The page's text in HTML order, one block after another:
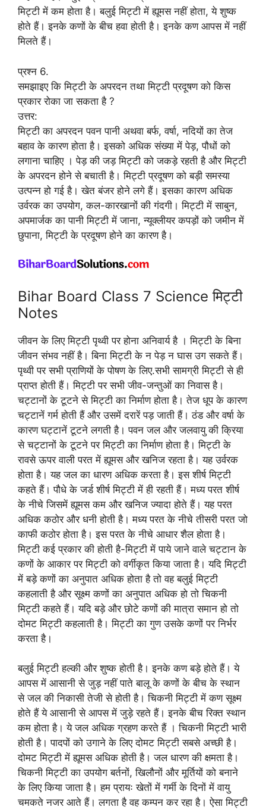
मिट्टी में कम होता है। बलुई मिट्टी में ह्यूमस नहीं होता, ये शुष्क
होते हैं। इनके कणों के बीच हवा होती है। इनके कण आपस में नहीं
मिलते हैं।
प्रश्न 6.
समझाइए कि मिट्टी के अपरदन तथा मिट्टी प्रदूषण को किस
प्रकार रोका जा सकता है ?
उत्तर:
मिट्टी का अपरदन पवन पानी अथवा बर्फ, वर्षा, नदियों का तेज
बहाव के कारण होता है। इसको अधिक संख्या में पेड़, पौधों को
लगाना चाहिए । पेड़ की जड़ मिट्टी को जकड़े रहती है और मिट्टी
के अपरदन होने से बचाती है। मिट्टी प्रदूषण को बड़ी समस्या
उत्पन्न हो गई है। खेत बंजर होने लगे हैं। इसका कारण अधिक
उर्वरक का उपयोग, कल-कारखानों की गंदगी। मिट्टी में साबुन,
अपमार्जक का पानी मिट्टी में जाना, न्यूक्लीयर कपड़ों को जमीन में
छुपाना, मिट्टी के प्रदूषण होने का कारण है।
Bihar Board Class 7 Science मिट्टी
Notes
जीवन के लिए मिट्टी पृथ्वी पर होना अनिवार्य है । मिट्टी के बिना
जीवन संभव नहीं है। बिना मिट्टी के न पेड़ न घास उग सकते हैं।
पृथ्वी पर सभी प्राणियों के पोषण के लिए.सभी सामग्री मिट्टी से ही
प्राप्त होती हैं। मिट्टी पर सभी जीव-जन्तुओं का निवास है।
चट्टानों के टूटने से मिट्टी का निर्माण होता है। तेज धूप के कारण
चट्टानें गर्म होती हैं और उसमें दरारें पड़ जाती हैं। ठंड और वर्षा के
कारण घट्टानें टूटने लगती है। पवन जल और जलवायु की क्रिया
से चट्टानों के टूटने पर मिट्टी का निर्माण होता है। मिट्टी के
रावसे ऊपर वाली परत में ह्यूमस और खनिज रहता है। यह उर्वरक
होता है। यह जल का धारण अधिक करता है। इस शीर्ष मिट्टी
कहते हैं। पौधे के जर्ड शीर्ष मिट्टी में ही रहती हैं। मध्य परत शीर्ष
के नीचे जिसमें ह्यूमस कम और खनिज ज्यादा होते हैं। यह परत
अधिक कठोर और धनी होती है। मध्य परत के नीचे तीसरी परत जो
काफी कठोर होता है। इस परत के नीचे आधार शैल होता है।
मिट्टी कई प्रकार की होती है-मिट्टी में पाये जाने वाले चट्टान के
कणों के आकार पर मिट्टी को वर्गीकृत किया जाता है। यदि मिट्टी
में बड़े कणों का अनुपात अधिक होता है तो वह बलुई मिट्टी
कहलाती है और सूक्ष्म कणों का अनुपात अधिक हो तो चिकनी
मिट्टी कहते हैं। यदि बड़े और छोटे कणों की मात्रा समान हो तो
दोमट मिट्टी कहलाती है। मिट्टी का गुण उसके कणों पर निर्भर
करता है।
बलुई मिट्टी हल्की और शुष्क होती है। इनके कण बड़े होते हैं। ये
आपस में आसानी से जुड़ नहीं पाते बालू के कणों के बीच के स्थान
से जल की निकासी तेजी से होती है। चिकनी मिट्टी में कण सूक्ष्म
होते हैं ये आसानी से आपस में जुड़े रहते हैं। इनके बीच रिक्त स्थान
कम होता है। ये जल अधिक ग्रहण करते हैं । चिकनी मिट्टी भारी
होती है। पादपों को उगाने के लिए दोमट मिट्टी सबसे अच्छी है।
दोमट मिट्टी में ह्यूमस अधिक होती है। जल धारण की क्षमता है।
चिकनी मिट्टी का उपयोग बर्तनों, खिलौनों और मूर्तियों को बनाने
के लिए किया जाता है। हम प्रायः खेतों में गर्मी के दिनों में वायु
चमकते नजर आते हैं। लगता है वह कम्पन कर रहा है। ऐसा मिट्टी